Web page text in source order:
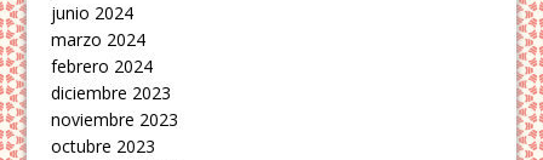
junio 2024
marzo 2024
febrero 2024
diciembre 2023
noviembre 2023
octubre 2023